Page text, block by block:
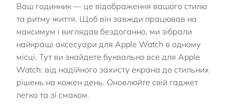
Ваш годинник — це відображення вашого стилю
та ритму життя. Щоб він завжди працював на
максимум і виглядав бездоганно, ми зібрали
найкращі аксесуари для Apple Watch в одному
місці. Тут ви знайдете буквально все для Apple
Watch: від надійного захисту екрана до стильних
рішень на кожен день. Оновлюйте свій гаджет
легко та зі смаком.